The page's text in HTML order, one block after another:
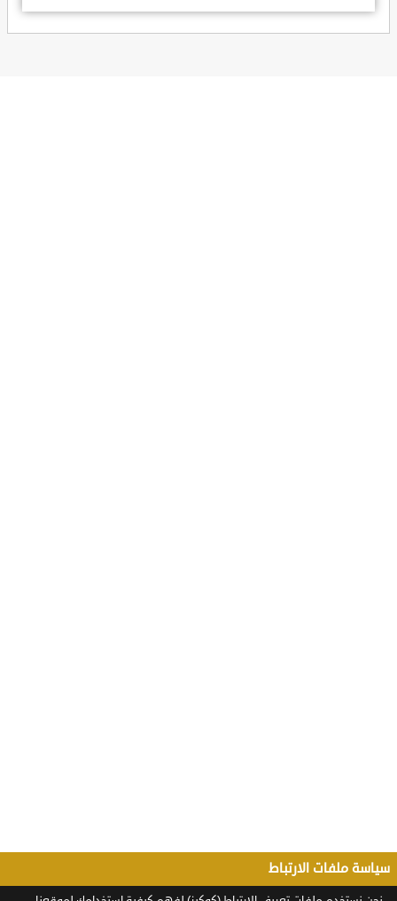
سياسة ملفات الارتباط